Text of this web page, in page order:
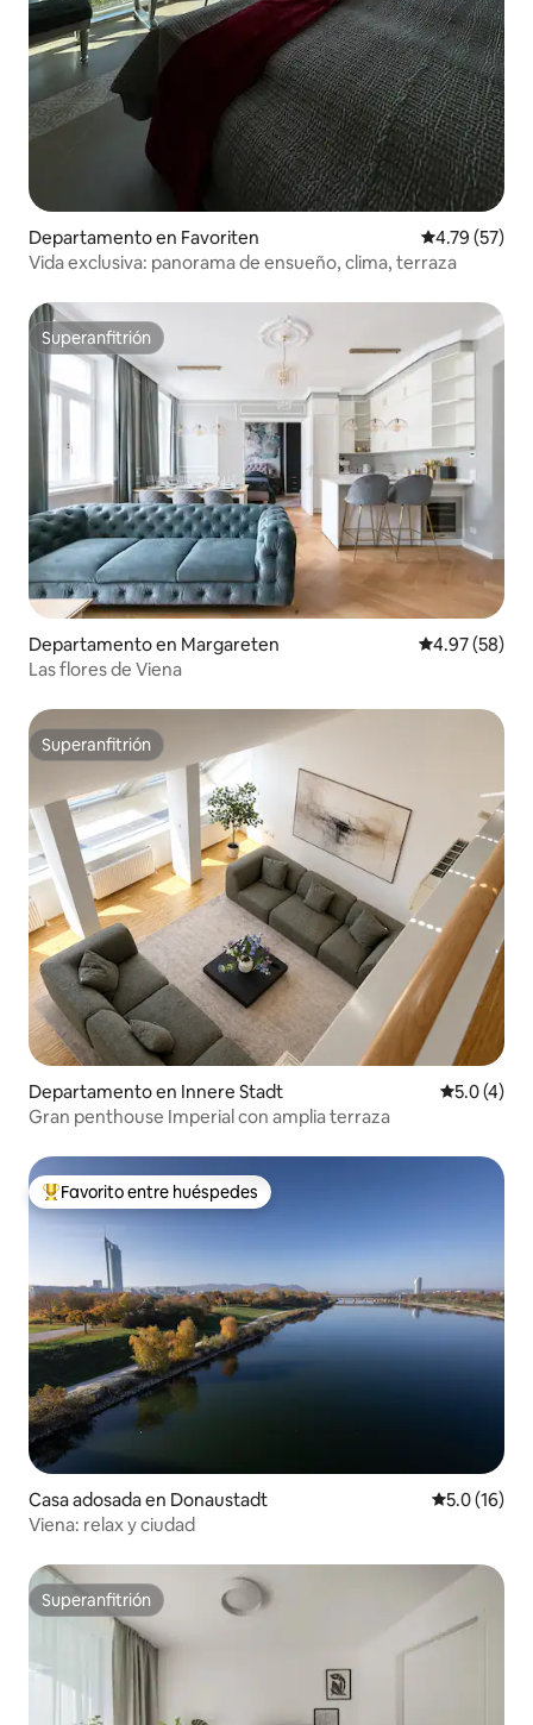
Departamento en Favoriten Calificación
4.79 (57)
Vida exclusiva: panorama de ensueño, clima, terraza
Superanfitrión
Superanfitrión
Departamento en Margareten Calificación
4.97 (58)
Las flores de Viena
Superanfitrión
Superanfitrión
Departamento en Innere Stadt
5.0 (4)
Gran penthouse Imperial con amplia terraza
De los mejores en Favorito entre huéspedes
Favorito entre huéspedes
Casa adosada en Donaustadt Calificación
5.0 (16)
Viena: relax y ciudad
Superanfitrión
Superanfitrión